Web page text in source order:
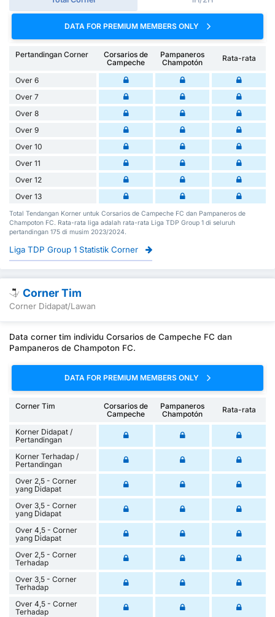
DATA FOR PREMIUM MEMBERS ONLY
Pertandingan Corner
Corsarios de
Campeche
Pampaneros
Champotón
Rata-rata
Over 6
Over 7
Over 8
Over 9
Over 10
Over 11
Over 12
Over 13
Total Tendangan Korner untuk Corsarios de Campeche FC dan Pampaneros de
Champoton FC. Rata-rata liga adalah rata-rata Liga TDP Group 1 di seluruh
pertandingan 175 di musim 2023/2024.
Liga TDP Group 1 Statistik Corner
Corner Tim
Corner Didapat/Lawan
Data corner tim individu Corsarios de Campeche FC dan
Pampaneros de Champoton FC.
DATA FOR PREMIUM MEMBERS ONLY
Corner Tim
Corsarios de
Campeche
Pampaneros
Champotón
Rata-rata
Korner Didapat /
Pertandingan
Korner Terhadap /
Pertandingan
Over 2,5 - Corner
yang Didapat
Over 3,5 - Corner
yang Didapat
Over 4,5 - Corner
yang Didapat
Over 2,5 - Corner
Terhadap
Over 3,5 - Corner
Terhadap
Over 4,5 - Corner
Terhadap